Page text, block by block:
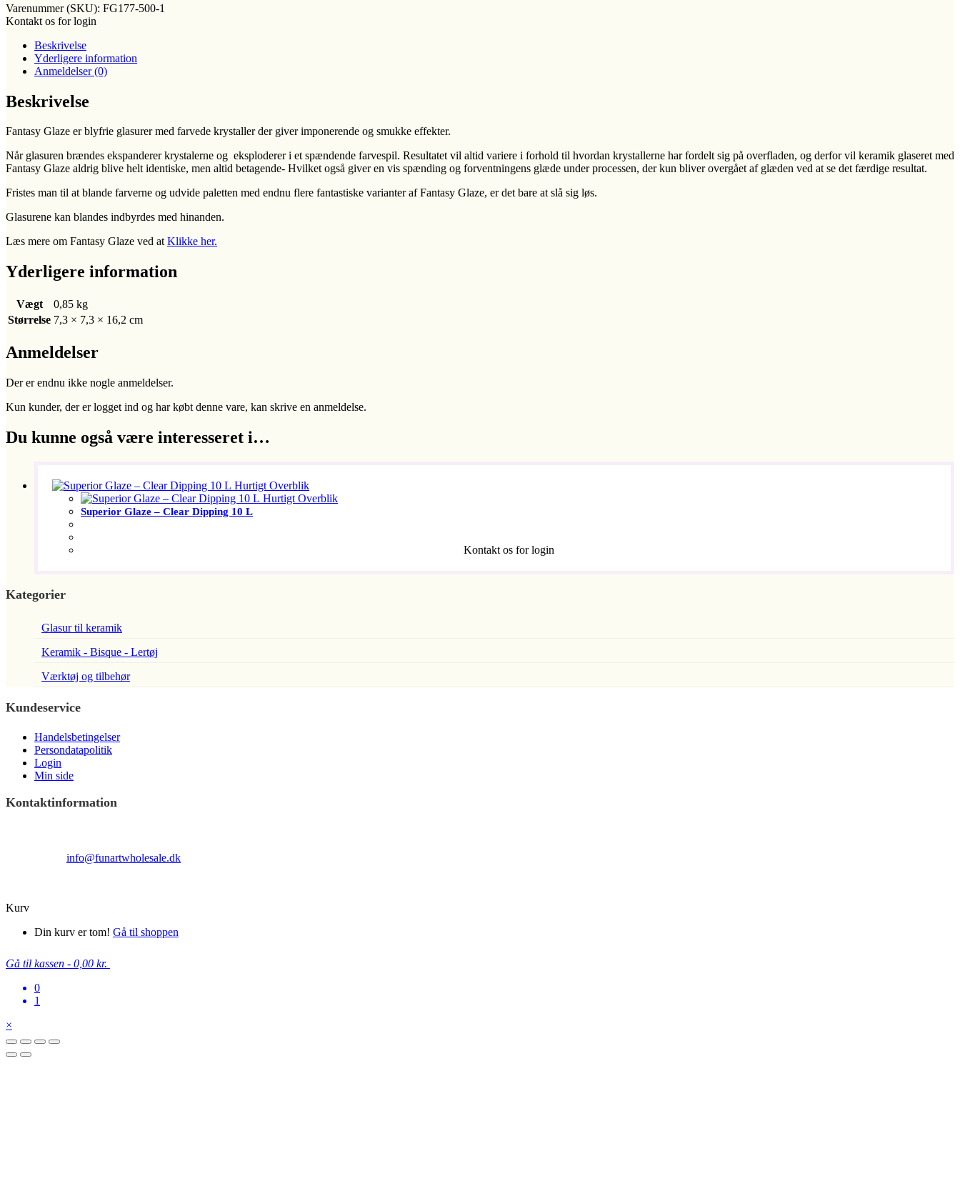
Varenummer (SKU): FG177-500-1
Kontakt os for login
Beskrivelse
Yderligere information
Anmeldelser (0)
Beskrivelse
Fantasy Glaze er blyfrie glasurer med farvede krystaller der giver imponerende og smukke effekter.
Når glasuren brændes ekspanderer krystalerne og eksploderer i et spændende farvespil. Resultatet vil altid variere i forhold til hvordan krystallerne har fordelt sig på overfladen, og derfor vil keramik glaseret med
Fantasy Glaze aldrig blive helt identiske, men altid betagende- Hvilket også giver en vis spænding og forventningens glæde under processen, der kun bliver overgået af glæden ved at se det færdige resultat.
Fristes man til at blande farverne og udvide paletten med endnu flere fantastiske varianter af Fantasy Glaze, er det bare at slå sig løs.
Glasurene kan blandes indbyrdes med hinanden.
Læs mere om Fantasy Glaze ved atKlikke her.
Yderligere information
Vægt
0,85 kg
Størrelse 7,3 × 7,3 × 16,2 cm
Anmeldelser
Der er endnu ikke nogle anmeldelser.
Kun kunder, der er logget ind og har købt denne vare, kan skrive en anmeldelse.
Du kunne også være interesseret i…
Hurtigt Overblik
Hurtigt Overblik
Superior Glaze – Clear Dipping 10 L
Kontakt os for login
Kategorier
Glasur til keramik
Keramik - Bisque - Lertøj
Værktøj og tilbehør
Kundeservice
Handelsbetingelser
Persondatapolitik
Login
Min side
Kontaktinformation
info@funartwholesale.dk
Kurv
Din kurv er tom! Gå til shoppen
Gå til kassen - 0,00 kr.
0
1
×